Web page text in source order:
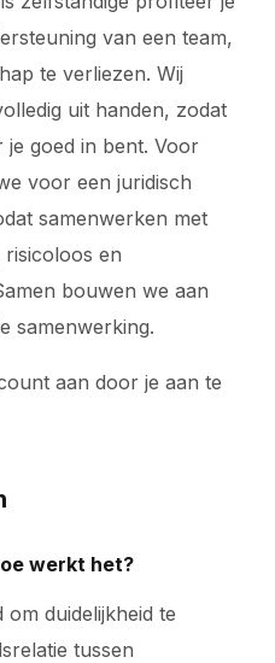
van een team,
te verliezen. Wij
uit handen, zodat
goed in bent. Voor
voor een juridisch
samenwerken met
risicoloos en
bouwen we aan
samenwerking.
aan door je aan te
werkt het?
om duidelijkheid te
tussen